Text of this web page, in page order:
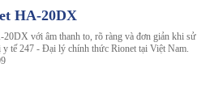
HA-20DX
với âm thanh to, rõ ràng và đơn giản khi sử
tế 247 - Đại lý chính thức Rionet tại Việt Nam.